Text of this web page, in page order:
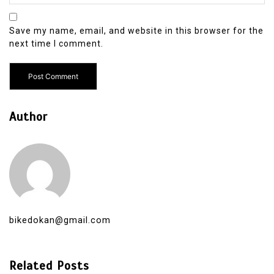
Save my name, email, and website in this browser for the
next time I comment.
Author
bikedokan@gmail.com
Related Posts